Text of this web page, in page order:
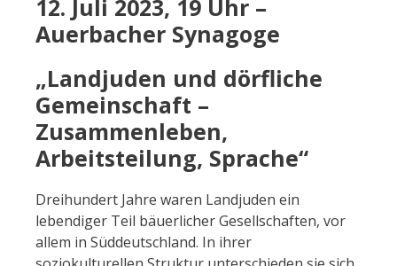
12. Juli 2023, 19 Uhr –
Auerbacher Synagoge
„Landjuden und dörfliche
Gemeinschaft –
Zusammenleben,
Arbeitsteilung, Sprache“
Dreihundert Jahre waren Landjuden ein
lebendiger Teil bäuerlicher Gesellschaften, vor
allem in Süddeutschland. In ihrer